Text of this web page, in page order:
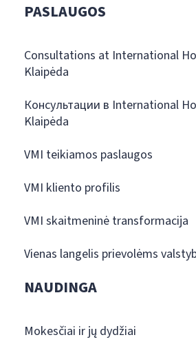
PASLAUGOS
Consultations at International
Klaipėda
Консультации в International
Klaipėda
VMI teikiamos paslaugos
VMI kliento profilis
VMI skaitmeninė transformacija
Vienas langelis prievolėms
NAUDINGA
Mokesčiai ir jų dydžiai